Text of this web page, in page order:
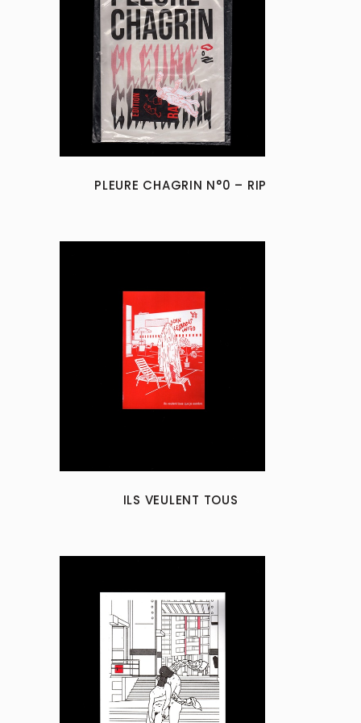
PLEURE CHAGRIN N°0 – RIP
ILS VEULENT TOUS